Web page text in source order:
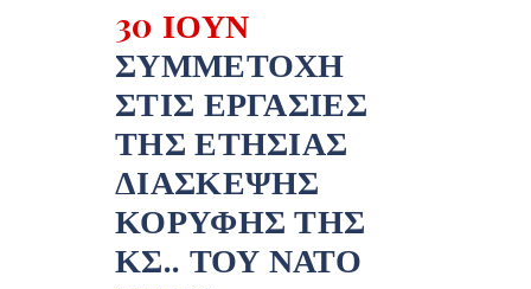
30 ΙΟΎΝ
ΣΥΜΜΕΤΟΧΉ
ΣΤΙΣ ΕΡΓΑΣΊΕΣ
ΤΗΣ ΕΤΉΣΙΑΣ
ΔΙΆΣΚΕΨΗΣ
ΚΟΡΥΦΉΣ ΤΗΣ
ΚΣ.. ΤΟΥ ΝΑΤΟ